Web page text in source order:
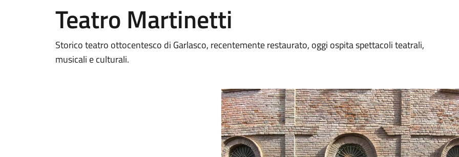
Teatro Martinetti
Storico teatro ottocentesco di Garlasco, recentemente restaurato, oggi ospita spettacoli teatrali,
musicali e culturali.